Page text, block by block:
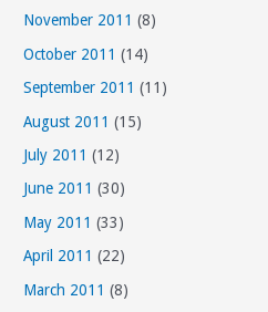
November 2011 (8)
October 2011 (14)
September 2011 (11)
August 2011 (15)
July 2011 (12)
June 2011 (30)
May 2011 (33)
April 2011 (22)
March 2011 (8)